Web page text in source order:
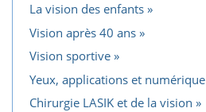
La vision des enfants
Vision après 40 ans
Vision sportive
Yeux, applications et numérique
Chirurgie LASIK et de la vision